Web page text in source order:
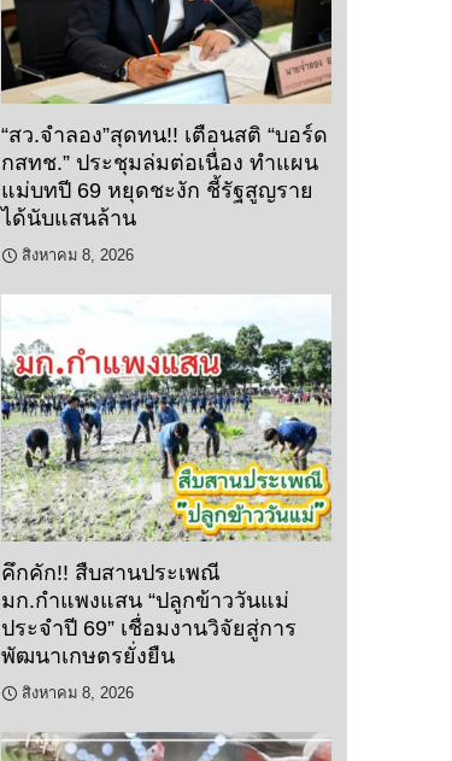
“สว.จำลอง”สุดทน!! เตือนสติ “บอร์ด
กสทช.” ประชุมล่มต่อเนื่อง ทำแผน
แม่บทปี 69 หยุดชะงัก ชี้รัฐสูญราย
ได้นับแสนล้าน
สิงหาคม 8, 2026
คึกคัก!! สืบสานประเพณี
มก.กำแพงแสน “ปลูกข้าววันแม่
ประจำปี 69” เชื่อมงานวิจัยสู่การ
พัฒนาเกษตรยั่งยืน
สิงหาคม 8, 2026